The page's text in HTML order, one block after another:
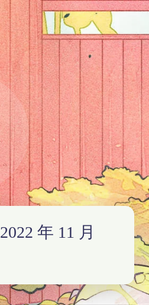
2022 年 11 月